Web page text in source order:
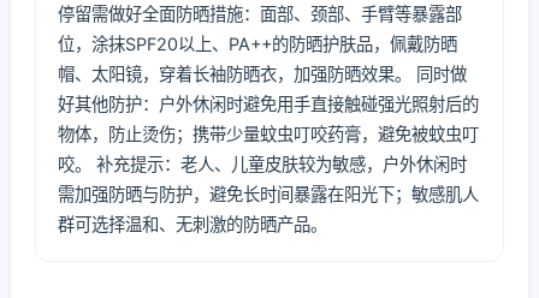
停留需做好全面防晒措施：面部、颈部、手臂等暴露部
位，涂抹SPF20以上、PA++的防晒护肤品，佩戴防晒
帽、太阳镜，穿着长袖防晒衣，加强防晒效果。 同时做
好其他防护：户外休闲时避免用手直接触碰强光照射后的
物体，防止烫伤；携带少量蚊虫叮咬药膏，避免被蚊虫叮
咬。 补充提示：老人、儿童皮肤较为敏感，户外休闲时
需加强防晒与防护，避免长时间暴露在阳光下；敏感肌人
群可选择温和、无刺激的防晒产品。